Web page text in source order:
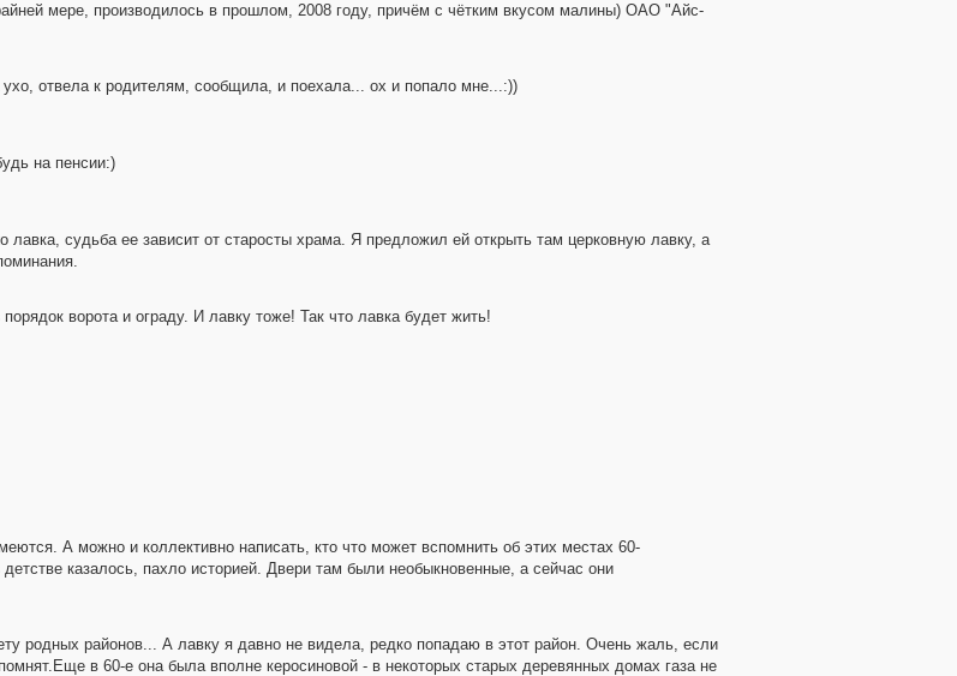
мере, производилось в прошлом, 2008 году, причём с чётким вкусом малины) ОАО "Айс-
отвела к родителям, сообщила, и поехала... ох и попало мне...:))
на пенсии:)
судьба ее зависит от старосты храма. Я предложил ей открыть там церковную лавку, а
ворота и ограду. И лавку тоже! Так что лавка будет жить!
А можно и коллективно написать, кто что может вспомнить об этих местах 60-
казалось, пахло историей. Двери там были необыкновенные, а сейчас они
родных районов... А лавку я давно не видела, редко попадаю в этот район. Очень жаль, если
в 60-е она была вполне керосиновой - в некоторых старых деревянных домах газа не